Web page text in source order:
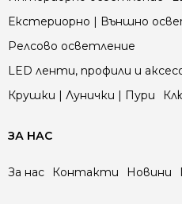
Екстериорно | Външно
Релсово осветление
LED ленти, профили и
Крушки | Лунички | Пури
ЗА НАС
За нас Контакти Новини